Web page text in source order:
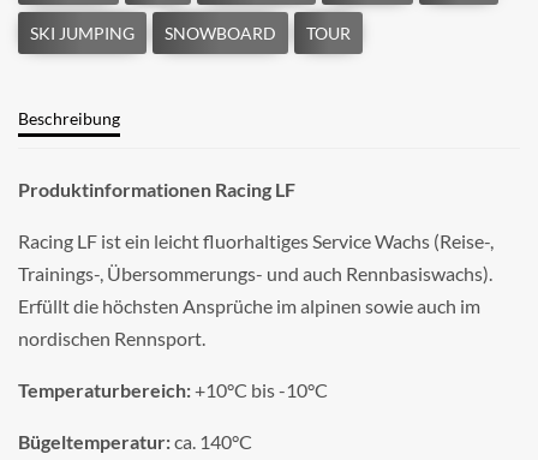
Beschreibung
Produktinformationen Racing LF
Racing LF ist ein leicht fluorhaltiges Service Wachs (Reise-,
Trainings-, Übersommerungs- und auch Rennbasiswachs).
Erfüllt die höchsten Ansprüche im alpinen sowie auch im
nordischen Rennsport.
Temperaturbereich:+10°C bis -10°C
Bügeltemperatur:ca. 140°C